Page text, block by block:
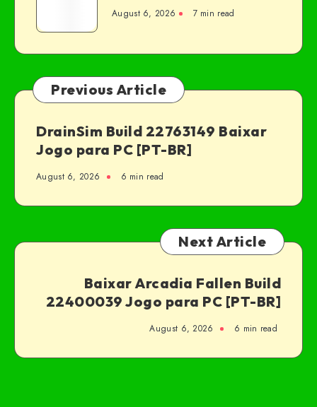
August 6, 2026 7 min read
Previous Article
DrainSim Build 22763149 Baixar
Jogo para PC [PT-BR]
August 6, 2026 6 min read
Next Article
Baixar Arcadia Fallen Build
22400039 Jogo para PC [PT-BR]
August 6, 2026 6 min read